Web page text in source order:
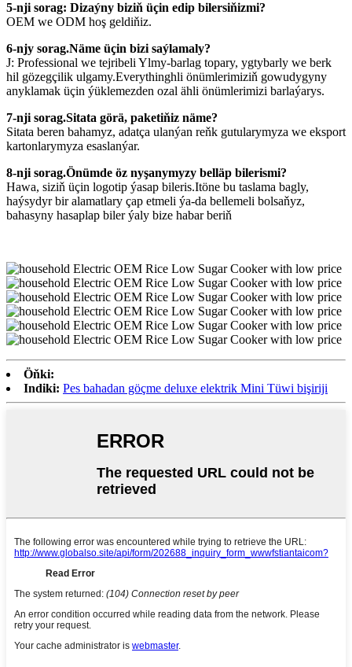
5-nji sorag: Dizaýny biziň üçin edip bilersiňizmi?
OEM we ODM hoş geldiňiz.
6-njy sorag.Näme üçin bizi saýlamaly?
J: Professional we tejribeli Ylmy-barlag topary, ygtybarly we berk
hil gözegçilik ulgamy.Everythinghli önümlerimiziň gowudygyny
anyklamak üçin ýüklemezden ozal ähli önümlerimizi barlaýarys.
7-nji sorag.Sitata görä, paketiňiz näme?
Sitata beren bahamyz, adatça ulanýan reňk gutularymyza we eksport
kartonlarymyza esaslanýar.
8-nji sorag.Önümde öz nyşanymyzy belläp bilerismi?
Hawa, siziň üçin logotip ýasap bileris.Itöne bu taslama bagly,
haýsydyr bir alamatlary çap etmeli ýa-da bellemeli bolsaňyz,
bahasyny hasaplap biler ýaly bize habar beriň
Öňki:
Indiki: Pes bahadan göçme deluxe elektrik Mini Tüwi bişiriji